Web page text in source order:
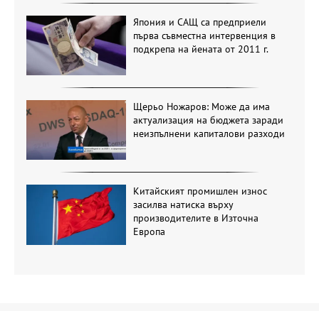
Япония и САЩ са предприели
първа съвместна интервенция в
подкрепа на йената от 2011 г.
Щерьо Ножаров: Може да има
актуализация на бюджета заради
неизпълнени капиталови разходи
Китайският промишлен износ
засилва натиска върху
производителите в Източна
Европа